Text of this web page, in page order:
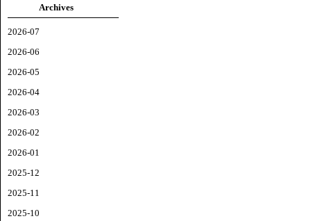
Archives
2026-07
2026-06
2026-05
2026-04
2026-03
2026-02
2026-01
2025-12
2025-11
2025-10